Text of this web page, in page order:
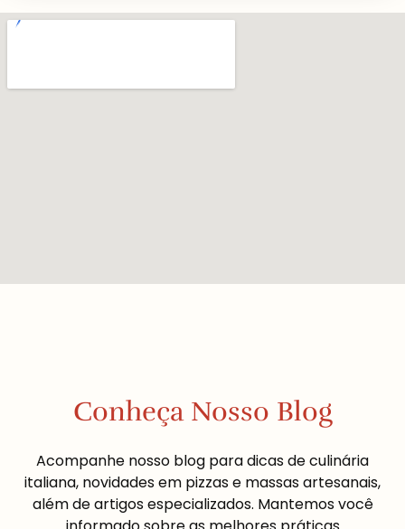
Conheça Nosso Blog
Acompanhe nosso blog para dicas de culinária
italiana, novidades em pizzas e massas artesanais,
além de artigos especializados. Mantemos você